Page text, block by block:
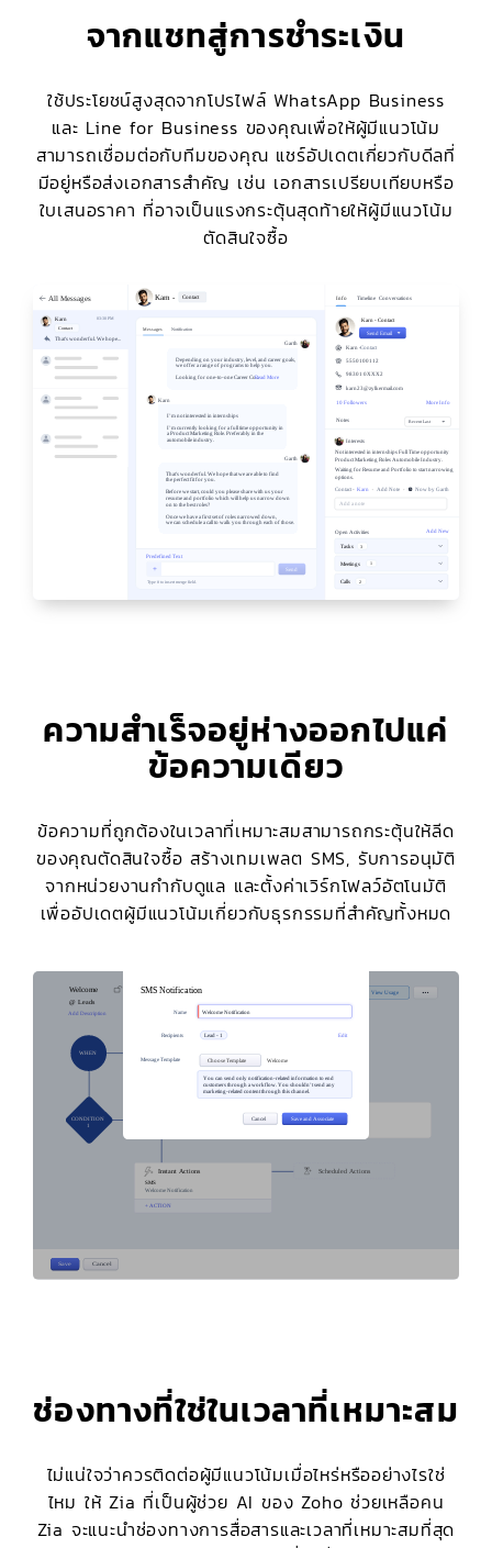
จากแชทสู่การชำระเงิน
ใช้ประโยชน์สูงสุดจากโปรไฟล์ WhatsApp Business
และ Line for Business ของคุณเพื่อให้ผู้มีแนวโน้ม
สามารถเชื่อมต่อกับทีมของคุณ แชร์อัปเดตเกี่ยวกับดีลที่
มีอยู่หรือส่งเอกสารสำคัญ เช่น เอกสารเปรียบเทียบหรือ
ใบเสนอราคา ที่อาจเป็นแรงกระตุ้นสุดท้ายให้ผู้มีแนวโน้ม
ตัดสินใจซื้อ
ความสำเร็จอยู่ห่างออกไปแค่
ข้อความเดียว
ข้อความที่ถูกต้องในเวลาที่เหมาะสมสามารถกระตุ้นให้ลีด
ของคุณตัดสินใจซื้อ สร้างเทมเพลต SMS, รับการอนุมัติ
จากหน่วยงานกำกับดูแล และตั้งค่าเวิร์กโฟลว์อัตโนมัติ
เพื่ออัปเดตผู้มีแนวโน้มเกี่ยวกับธุรกรรมที่สำคัญทั้งหมด
ช่องทางที่ใช่ในเวลาที่เหมาะสม
ไม่แน่ใจว่าควรติดต่อผู้มีแนวโน้มเมื่อไหร่หรืออย่างไรใช่
ไหม ให้ Zia ที่เป็นผู้ช่วย AI ของ Zoho ช่วยเหลือคน
Zia จะแนะนำช่องทางการสื่อสารและเวลาที่เหมาะสมที่สุด